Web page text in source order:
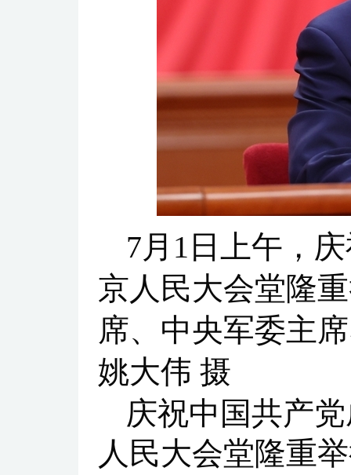
7月1日上午，
京人民大会堂隆
席、中央军委主
姚大伟 摄
庆祝中国共产
人民大会堂隆重